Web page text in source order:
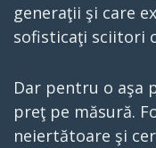
generaţii şi care
sofisticaţi sciitori
Dar pentru o aşa
preţ pe măsură.
neiertătoare şi